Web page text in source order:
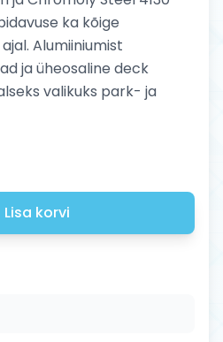
ka kõige
Alumiiniumist
ja üheosaline deck
valikuks park- ja
Lisa korvi